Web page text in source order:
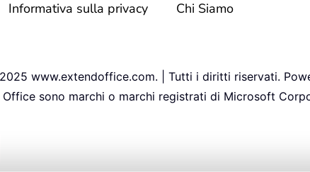
Informativa sulla privacy Chi Siamo
www.extendoffice.com. | Tutti i diritti riservati.
sono marchi o marchi registrati di Microsoft